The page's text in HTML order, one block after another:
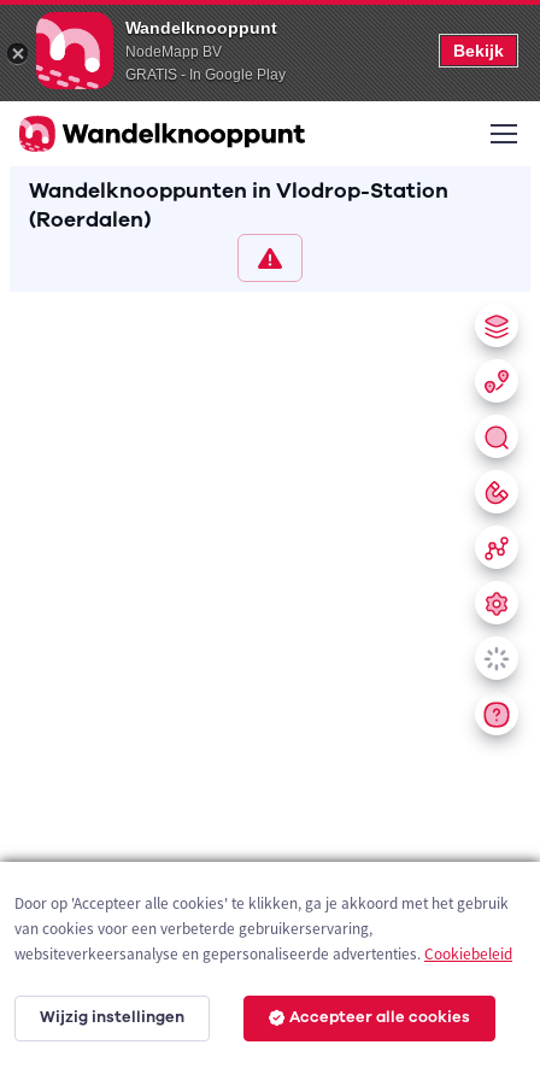
Wandelknooppunt
NodeMapp BV
GRATIS - In Google Play
Bekijk
Wandelknooppunten in Vlodrop-Station
(Roerdalen)
200 m
Door op 'Accepteer alle cookies' te klikken, ga je akkoord met het gebruik
van cookies voor een verbeterde gebruikerservaring,
websiteverkeersanalyse en gepersonaliseerde advertenties.Cookiebeleid
Wijzig instellingen Accepteer alle cookies